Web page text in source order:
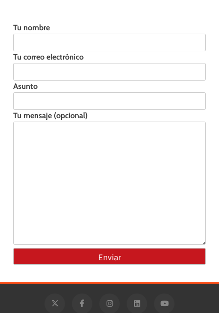
Tu nombre
Tu correo electrónico
Asunto
Tu mensaje (opcional)